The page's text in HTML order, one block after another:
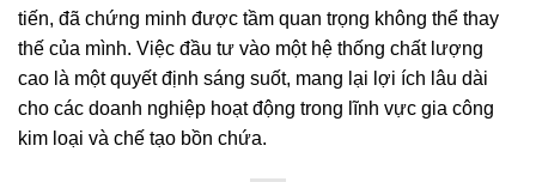
tiến, đã chứng minh được tầm quan trọng không thể thay
thế của mình. Việc đầu tư vào một hệ thống chất lượng
cao là một quyết định sáng suốt, mang lại lợi ích lâu dài
cho các doanh nghiệp hoạt động trong lĩnh vực gia công
kim loại và chế tạo bồn chứa.